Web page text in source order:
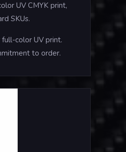
UV CMYK print,
SKUs.
color UV print.
to order.